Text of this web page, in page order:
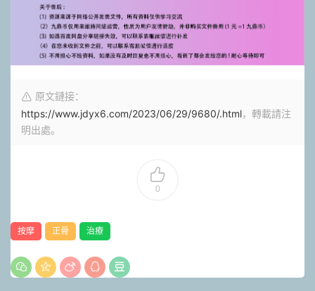
原文鏈接：
https://www.jdyx6.com/2023/06/29/9680/.html，轉載請注
明出處。
0
按摩 正骨 治療